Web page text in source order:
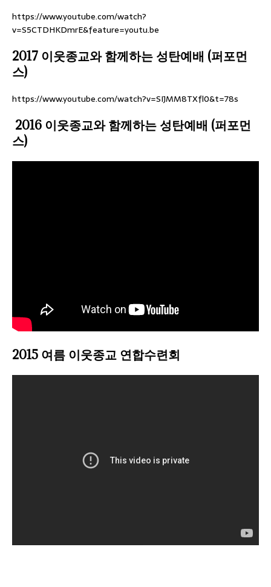
https://www.youtube.com/watch?
v=S5CTDHKDmrE&feature=youtu.be
2017 이웃종교와 함께하는 성탄예배 (퍼포먼
스)
https://www.youtube.com/watch?v=SIJMM8TXfl0&t=78s
2016 이웃종교와 함께하는 성탄예배 (퍼포먼
스)
2015 여름 이웃종교 연합수련회